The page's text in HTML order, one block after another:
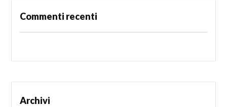
Commenti recenti
Archivi